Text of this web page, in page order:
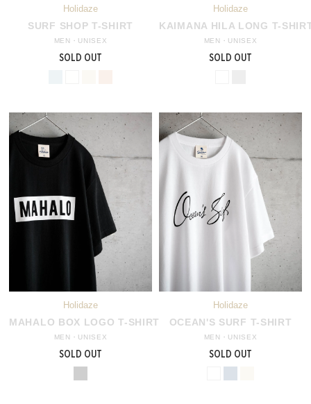
SURF SHOP T-SHIRT
MEN・UNISEX
SOLD OUT
KAIMANA HILA LONG T-
MEN・UNISEX
SOLD OUT
MAHALO BOX LOGO T-SHIRT
MEN・UNISEX
SOLD OUT
OCEAN'S SURF T-SHIRT
MEN・UNISEX
SOLD OUT